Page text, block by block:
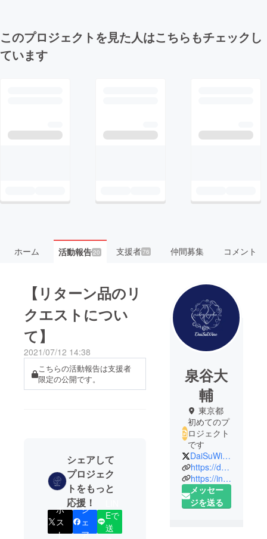
このプロジェクトを見た人はこちらもチェックし
ています
ホーム 活動報告20 支援者76 仲間募集 コメント
【リターン品のリ
クエストについ
て】
2021/07/12 14:38
こちらの活動報告は支援者
限定の公開です。
シェアして
プロジェク
トをもっと
応援！
ポ
ス
ト
シ
ェ
ア
Eで
送
泉谷大
輔
東京都
初めてのプ
ロジェクト
です
DaiSuWine
https://daisuwine.com
https://instagram.com/daisuwine
メッセー
ジを送る